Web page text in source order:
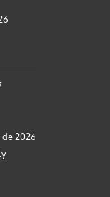
de 2026